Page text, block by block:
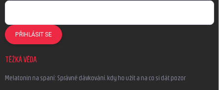
PŘIHLÁSIT SE
TĚŽKÁ VĚDA
Melatonin na spaní: Správné dávkování, kdy ho užít a na co si dát pozor